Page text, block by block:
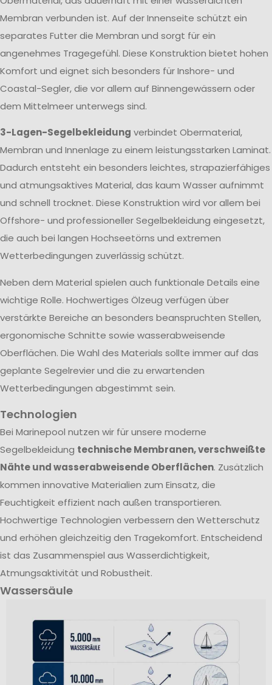
Membran verbunden ist. Auf der Innenseite schützt ein
separates Futter die Membran und sorgt für ein
angenehmes Tragegefühl. Diese Konstruktion bietet hohen
Komfort und eignet sich besonders für Inshore- und
Coastal-Segler, die vor allem auf Binnengewässern oder
dem Mittelmeer unterwegs sind.
3-Lagen-Segelbekleidung verbindet Obermaterial,
Membran und Innenlage zu einem leistungsstarken Laminat.
Dadurch entsteht ein besonders leichtes, strapazierfähiges
und atmungsaktives Material, das kaum Wasser aufnimmt
und schnell trocknet. Diese Konstruktion wird vor allem bei
Offshore- und professioneller Segelbekleidung eingesetzt,
die auch bei langen Hochseetörns und extremen
Wetterbedingungen zuverlässig schützt.
Neben dem Material spielen auch funktionale Details eine
wichtige Rolle. Hochwertiges Ölzeug verfügen über
verstärkte Bereiche an besonders beanspruchten Stellen,
ergonomische Schnitte sowie wasserabweisende
Oberflächen. Die Wahl des Materials sollte immer auf das
geplante Segelrevier und die zu erwartenden
Wetterbedingungen abgestimmt sein.
Technologien
Bei Marinepool nutzen wir für unsere moderne
Segelbekleidung technische Membranen, verschweißte
Nähte und wasserabweisende Oberflächen. Zusätzlich
kommen innovative Materialien zum Einsatz, die
Feuchtigkeit effizient nach außen transportieren.
Hochwertige Technologien verbessern den Wetterschutz
und erhöhen gleichzeitig den Tragekomfort. Entscheidend
ist das Zusammenspiel aus Wasserdichtigkeit,
Atmungsaktivität und Robustheit.
Wassersäule